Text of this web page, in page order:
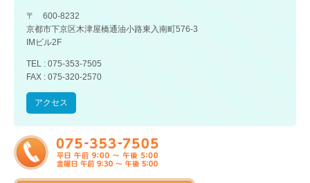
〒 600-8232
京都市下京区木津屋橋通油小路東入南町576-3
IMビル2F
TEL : 075-353-7505
FAX : 075-320-2570
アクセス